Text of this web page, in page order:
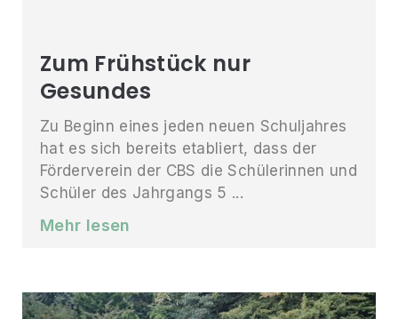
Zum Frühstück nur
Gesundes
Zu Beginn eines jeden neuen Schuljahres
hat es sich bereits etabliert, dass der
Förderverein der CBS die Schülerinnen und
Schüler des Jahrgangs 5 ...
Mehr lesen